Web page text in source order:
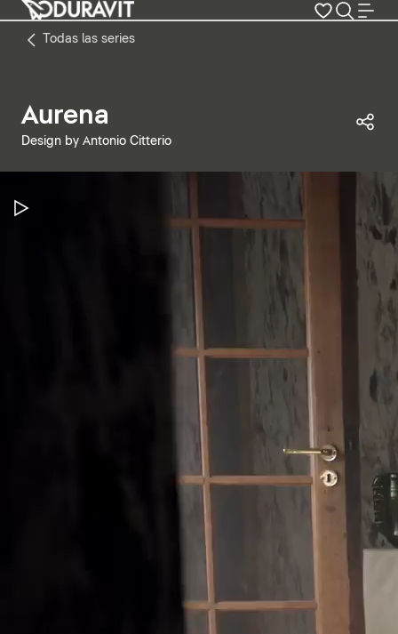
Todas las series
Aurena
Design by Antonio Citterio
Pausar vídeo